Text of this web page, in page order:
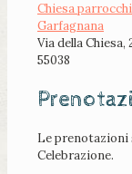
Chiesa
Garfagnana
Via della Chiesa,
55038
Le prenotazioni
Celebrazione.